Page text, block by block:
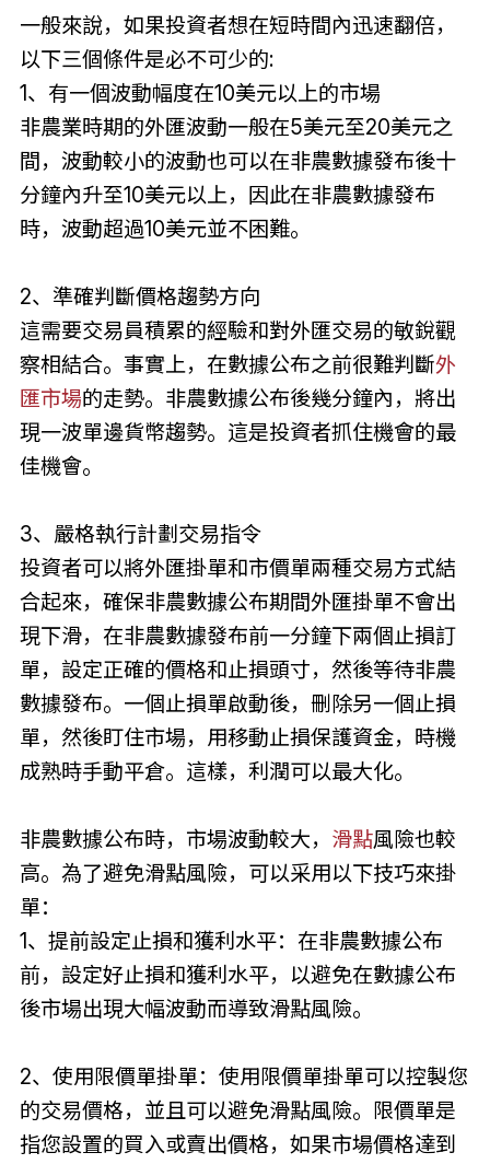
一般來說，如果投資者想在短時間內迅速翻倍，
以下三個條件是必不可少的:
1、有一個波動幅度在10美元以上的市場
非農業時期的外匯波動一般在5美元至20美元之
間，波動較小的波動也可以在非農數據發布後十
分鐘內升至10美元以上，因此在非農數據發布
時，波動超過10美元並不困難。
2、準確判斷價格趨勢方向
這需要交易員積累的經驗和對外匯交易的敏銳觀
察相結合。事實上，在數據公布之前很難判斷外
匯市場的走勢。非農數據公布後幾分鐘內，將出
現一波單邊貨幣趨勢。這是投資者抓住機會的最
佳機會。
3、嚴格執行計劃交易指令
投資者可以將外匯掛單和市價單兩種交易方式結
合起來，確保非農數據公布期間外匯掛單不會出
現下滑，在非農數據發布前一分鐘下兩個止損訂
單，設定正確的價格和止損頭寸，然後等待非農
數據發布。一個止損單啟動後，刪除另一個止損
單，然後盯住市場，用移動止損保護資金，時機
成熟時手動平倉。這樣，利潤可以最大化。
非農數據公布時，市場波動較大， 滑點風險也較
高。為了避免滑點風險，可以采用以下技巧來掛
單：
1、提前設定止損和獲利水平：在非農數據公布
前，設定好止損和獲利水平，以避免在數據公布
後市場出現大幅波動而導致滑點風險。
2、使用限價單掛單：使用限價單掛單可以控製您
的交易價格，並且可以避免滑點風險。限價單是
指您設置的買入或賣出價格，如果市場價格達到